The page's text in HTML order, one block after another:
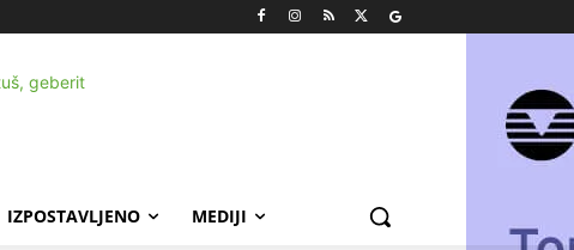
IZPOSTAVLJENO MEDIJI